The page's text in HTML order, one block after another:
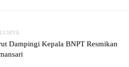
Dampingi Kepala BNPT Resmikan